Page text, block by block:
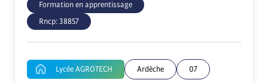
Formation en apprentissage
Rncp: 38857
Lycée AGROTECH Ardèche 07